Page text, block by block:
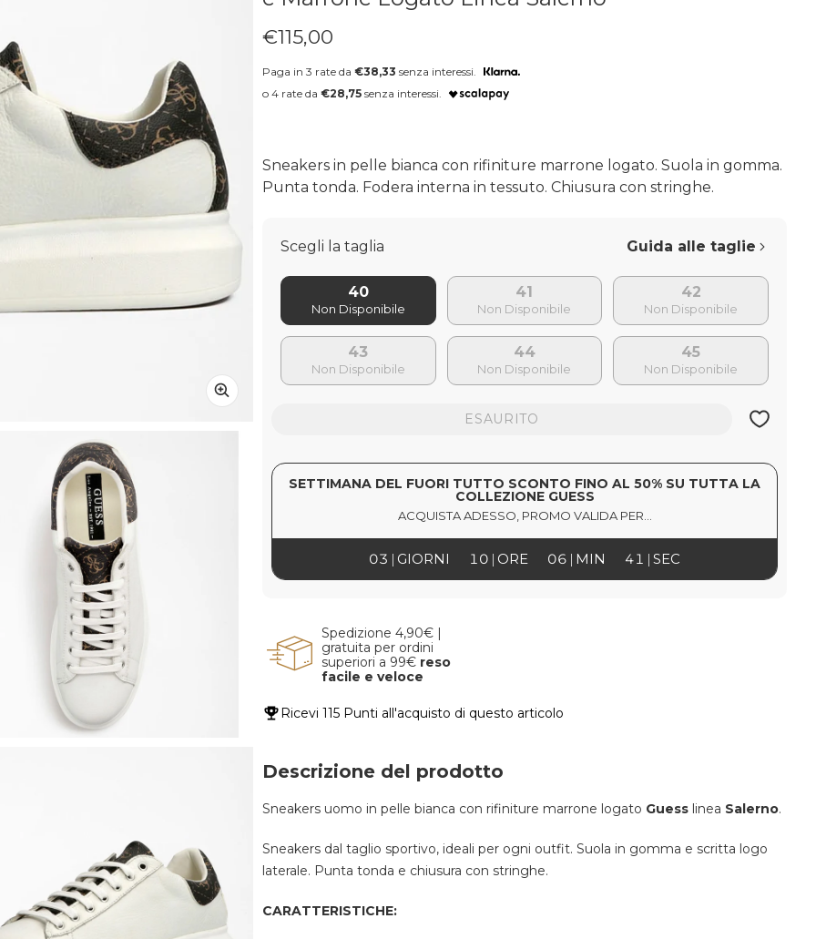
Prezzo regolare
€115,00
Paga in 3 rate da €38,33 senza interessi.
o 4 rate da €28,75 senza interessi.
Sneakers in pelle bianca con rifiniture marrone logato. Suola in gomma.
Punta tonda. Fodera interna in tessuto. Chiusura con stringhe.
Scegli la taglia Guida alle taglie
40 41 42
43 44 45
ESAURITO
SETTIMANA DEL FUORI TUTTO SCONTO FINO AL 50% SU TUTTA LA
COLLEZIONE GUESS
ACQUISTA ADESSO, PROMO VALIDA PER...
03 10 06 40
GIORNI ORE MIN SEC
Spedizione 4,90€ |
gratuita per ordini
superiori a 99€ reso
facile e veloce
Ricevi 115 Punti all'acquisto di questo articolo
Descrizione del prodotto
Sneakers uomo in pelle bianca con rifiniture marrone logato Guess linea Salerno.
Sneakers dal taglio sportivo, ideali per ogni outfit. Suola in gomma e scritta logo
laterale. Punta tonda e chiusura con stringhe.
CARATTERISTICHE: